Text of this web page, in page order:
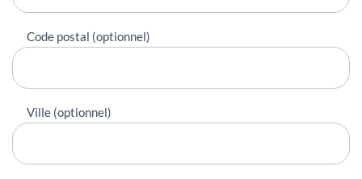
Code postal (optionnel)
Ville (optionnel)